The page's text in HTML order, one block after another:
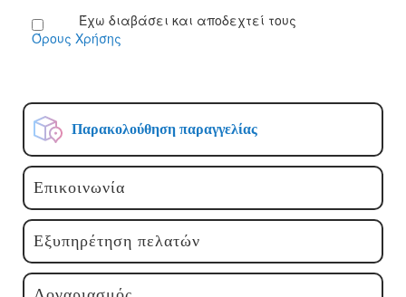
Παρακολούθηση παραγγελίας
Επικοινωνία
Εξυπηρέτηση πελατών
Δελτίο: Έχω διαβάσει και αποδεχτεί τους
Όρους Χρήσης